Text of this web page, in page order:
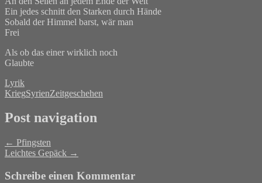
Ein jedes schnitt den Starken durch Hände
Sobald der Himmel barst, wär man
Frei
Als ob das einer wirklich noch
Glaubte
Lyrik
KriegSyrienZeitgeschehen
Post navigation
← Pfingsten
Leichtes Gepäck →
Schreibe einen Kommentar